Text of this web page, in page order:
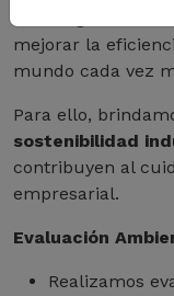
mejorar la
mundo cada vez
Para ello,
sostenibilidad
contribuyen al
empresarial.
Evaluación
Realizamos